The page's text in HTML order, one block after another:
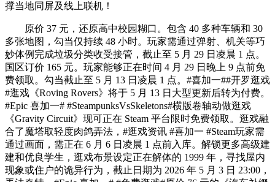
撑当地同屏及线上联机！
原价 37 元，还原高中校园糊口。包含 40 多种车辆和 30
多张地图，勾当仅持续 48 小时。玩家需通过弹射、机关等巧
妙体例完成垃圾分类收受接管，截止至 5 月 29 日凌晨 1 点。
国区订价 165 元。玩家能够正在时间 4 月 29 日晚上 9 点前免
费领取。勾当截止至 5 月 13 日凌晨 1 点。#喜加一##开罗逛戏
#逛戏《Roving Rovers》将于 5 月 13 日大型更新后转为付费。
#Epic 喜加一# #SteampunksVsSkeletons#横版卷轴动做逛戏
《Gravity Circuit》现可正在 Steam 平台限时免费领取。逛戏融
合了魔塔取轻度肉鸽弄法，#逛戏资讯 #喜加一 #Steam玩家需
通过画面，需正在 6 月 6 日凌晨 1 点前入库。解锁更多高级建
建和优良学生，逛戏布景设定正在解体的 1999 年，寻找屋内
现象或住户的诡异行为，截止日期为 2026 年 5 月 3 日 23:00，